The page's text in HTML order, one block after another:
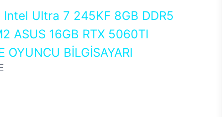
Intel Ultra 7 245KF 8GB DDR5
ASUS 16GB RTX 5060TI
OYUNCU BİLGİSAYARI